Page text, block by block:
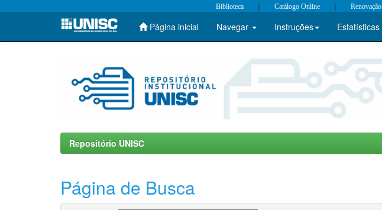
Skip
Biblioteca | Catálogo Online | Renovação
Página inicial Navegar Instruções Estatísticas
Repositório UNISC
Página de Busca